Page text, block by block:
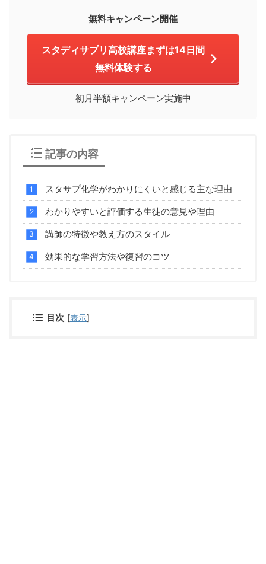
無料キャンペーン開催
スタディサプリ高校講座まずは14日間
無料体験する
初月半額キャンペーン実施中
記事の内容
スタサプ化学がわかりにくいと感じる主な理由
わかりやすいと評価する生徒の意見や理由
講師の特徴や教え方のスタイル
効果的な学習方法や復習のコツ
目次 [表示]